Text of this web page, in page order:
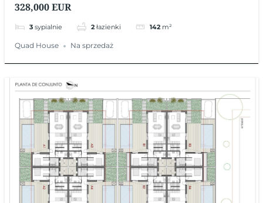
328,000 EUR
3 sypialnie 2 łazienki 142 m²
Quad House Na sprzedaż